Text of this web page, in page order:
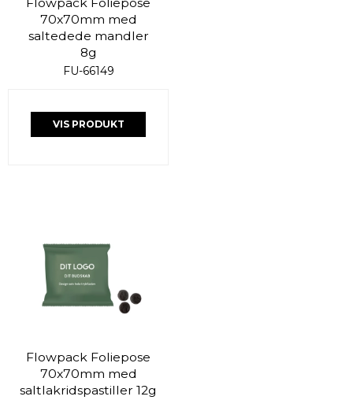
70x70mm med
saltedede mandler
8g
FU-66149
VIS PRODUKT
Flowpack Foliepose
70x70mm med
saltlakridspastiller 12g